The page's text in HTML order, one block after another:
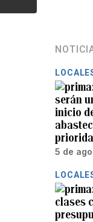
serán
inicio
5 de
clases